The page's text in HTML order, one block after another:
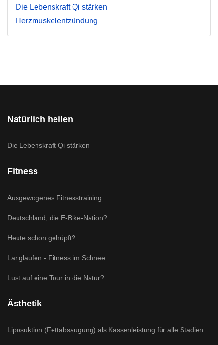
Die Lebenskraft Qi stärken
Herzmuskelentzündung
Natürlich heilen
Die Lebenskraft Qi stärken
Fitness
Ausgewogenes Fitnesstraining
Deutschland, die E-Bike-Nation?
Heute schon gehüpft?
Langlaufen - Fitness im Schnee
Lust auf eine Tour in die Natur?
Ästhetik
Liposuktion (Fettabsaugung) als Kassenleistung für alle Stadien